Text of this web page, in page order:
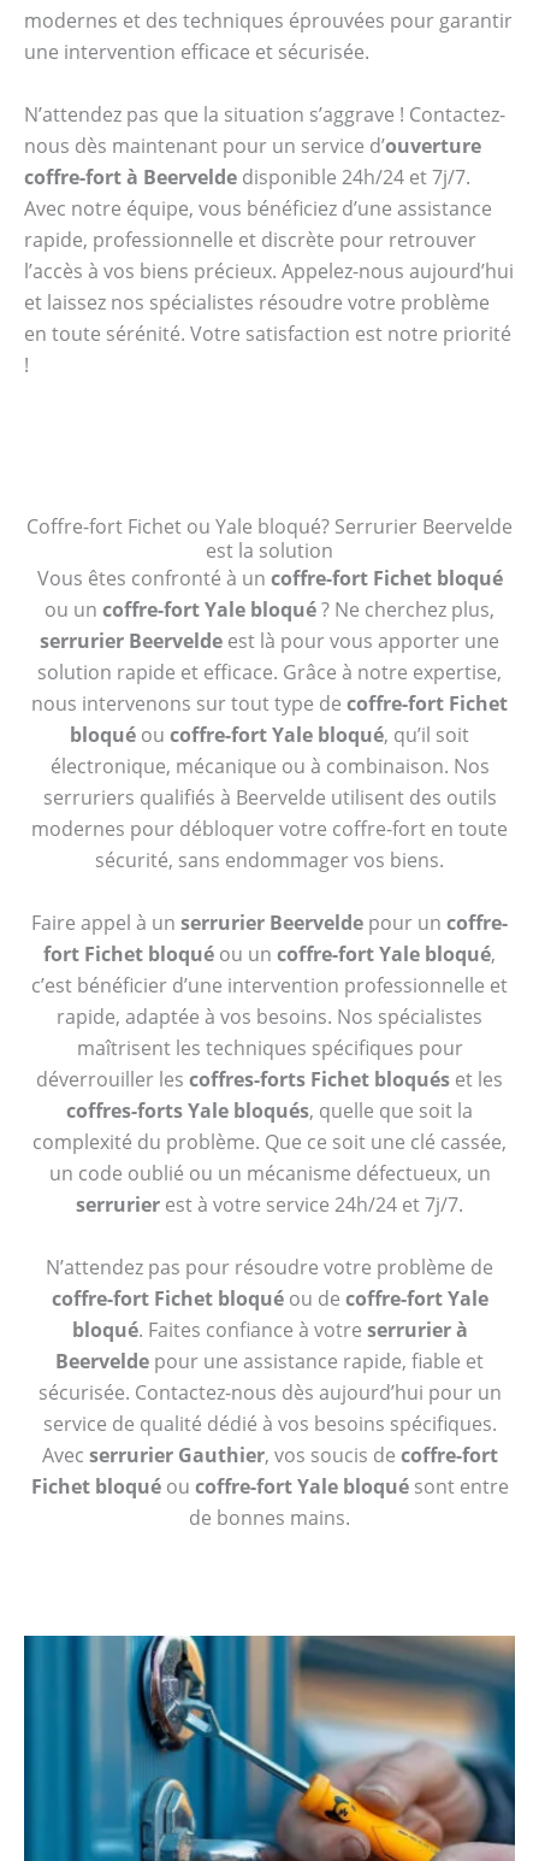
modernes et des techniques éprouvées pour garantir
une intervention efficace et sécurisée.
N’attendez pas que la situation s’aggrave ! Contactez-
nous dès maintenant pour un service d’ouverture
coffre-fort à Beervelde disponible 24h/24 et 7j/7.
Avec notre équipe, vous bénéficiez d’une assistance
rapide, professionnelle et discrète pour retrouver
l’accès à vos biens précieux. Appelez-nous aujourd’hui
et laissez nos spécialistes résoudre votre problème
en toute sérénité. Votre satisfaction est notre priorité
!
Coffre-fort Fichet ou Yale bloqué? Serrurier Beervelde
est la solution
Vous êtes confronté à un coffre-fort Fichet bloqué
ou un coffre-fort Yale bloqué? Ne cherchez plus,
serrurier Beervelde est là pour vous apporter une
solution rapide et efficace. Grâce à notre expertise,
nous intervenons sur tout type de coffre-fort Fichet
bloqué ou coffre-fort Yale bloqué, qu’il soit
électronique, mécanique ou à combinaison. Nos
serruriers qualifiés à Beervelde utilisent des outils
modernes pour débloquer votre coffre-fort en toute
sécurité, sans endommager vos biens.
Faire appel à un serrurier Beervelde pour un coffre-
fort Fichet bloqué ou un coffre-fort Yale bloqué,
c’est bénéficier d’une intervention professionnelle et
rapide, adaptée à vos besoins. Nos spécialistes
maîtrisent les techniques spécifiques pour
déverrouiller les coffres-forts Fichet bloqués et les
coffres-forts Yale bloqués, quelle que soit la
complexité du problème. Que ce soit une clé cassée,
un code oublié ou un mécanisme défectueux, un
serrurier est à votre service 24h/24 et 7j/7.
N’attendez pas pour résoudre votre problème de
coffre-fort Fichet bloquéou de coffre-fort Yale
bloqué. Faites confiance à votre serrurier à
Beervelde pour une assistance rapide, fiable et
sécurisée. Contactez-nous dès aujourd’hui pour un
service de qualité dédié à vos besoins spécifiques.
Avec serrurier Gauthier, vos soucis de coffre-fort
Fichet bloquéou coffre-fort Yale bloquésont entre
de bonnes mains.